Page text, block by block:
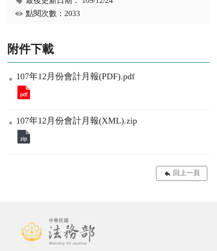
點閱次數：2033
附件下載
107年12月份會計月報(PDF).pdf
107年12月份會計月報(XML).zip
回上一頁